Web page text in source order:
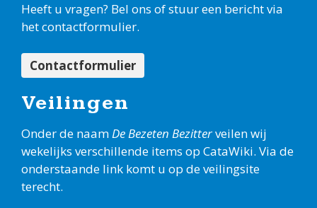
Heeft u vragen? Bel ons of stuur een bericht via
het contactformulier.
Contactformulier
Veilingen
Onder de naamDe Bezeten Bezitterveilen wij
wekelijks verschillende items op CataWiki. Via de
onderstaande link komt u op de veilingsite
terecht.